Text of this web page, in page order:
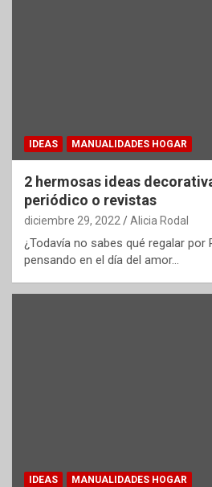
IDEAS MANUALIDADES HOGAR
2 hermosas ideas
periódico o revistas
diciembre 29, 2022 Alicia Rodal
¿Todavía no sabes qué regalar por
pensando en el día del amor…
IDEAS MANUALIDADES HOGAR